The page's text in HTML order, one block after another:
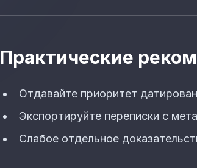
Практические
Отдавайте приоритет
Экспортируйте переписки с
Слабое отдельное